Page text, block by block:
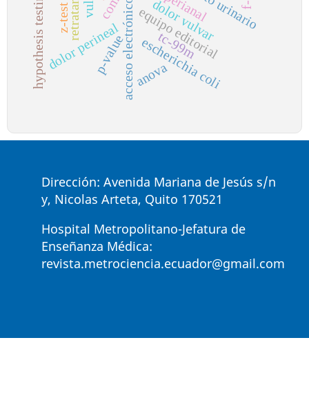
equipo editorial
acceso electrónicoescherichia coli
dolor perineal
dolor vulvar
hypothesis testing p-value
z-test
anova
tc-99m
Dirección: Avenida Mariana de Jesús s/n
y, Nicolas Arteta, Quito 170521
Hospital Metropolitano-Jefatura de
Enseñanza Médica:
revista.metrociencia.ecuador@gmail.com